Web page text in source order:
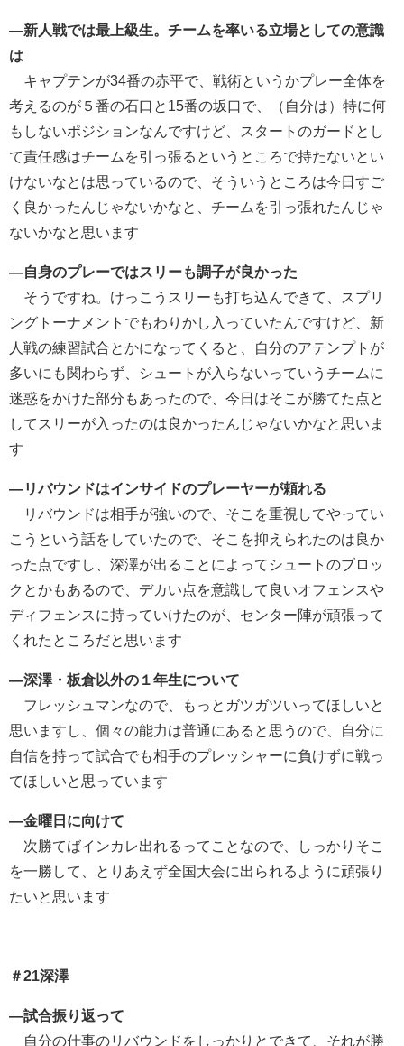
―新人戦では最上級生。チームを率いる立場としての意識
は
キャプテンが34番の赤平で、戦術というかプレー全体を
考えるのが５番の石口と15番の坂口で、（自分は）特に何
もしないポジションなんですけど、スタートのガードとし
て責任感はチームを引っ張るというところで持たないとい
けないなとは思っているので、そういうところは今日すご
く良かったんじゃないかなと、チームを引っ張れたんじゃ
ないかなと思います
―自身のプレーではスリーも調子が良かった
そうですね。けっこうスリーも打ち込んできて、スプリ
ングトーナメントでもわりかし入っていたんですけど、新
人戦の練習試合とかになってくると、自分のアテンプトが
多いにも関わらず、シュートが入らないっていうチームに
迷惑をかけた部分もあったので、今日はそこが勝てた点と
してスリーが入ったのは良かったんじゃないかなと思いま
す
―リバウンドはインサイドのプレーヤーが頼れる
リバウンドは相手が強いので、そこを重視してやってい
こうという話をしていたので、そこを抑えられたのは良か
った点ですし、深澤が出ることによってシュートのブロッ
クとかもあるので、デカい点を意識して良いオフェンスや
ディフェンスに持っていけたのが、センター陣が頑張って
くれたところだと思います
―深澤・板倉以外の１年生について
フレッシュマンなので、もっとガツガツいってほしいと
思いますし、個々の能力は普通にあると思うので、自分に
自信を持って試合でも相手のプレッシャーに負けずに戦っ
てほしいと思っています
―金曜日に向けて
次勝てばインカレ出れるってことなので、しっかりそこ
を一勝して、とりあえず全国大会に出られるように頑張り
たいと思います
＃21深澤
―試合振り返って
自分の仕事のリバウンドをしっかりとできて、それが勝